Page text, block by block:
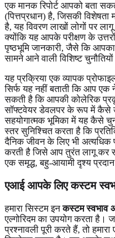
एक मानक रिपोर्ट आपको बता
(पित्तप्रधान) है, जिसकी
है, यह विवरण लाखों लोगों पर लागू
क्योंकि यह आपके परीक्षण के
पृष्ठभूमि जानकारी, जैसे कि
सामने आने वाली विशिष्ट
यह प्रक्रिया एक व्यापक
सिर्फ यह नहीं बताती कि आप एक
सकती है कि आपकी कोलेरिक
सॉफ्टवेयर डेवलपर के रूप में कैसे
सहयोगात्मक भूमिका में यह कैसे
स्तर सुनिश्चित करता है कि
दैनिक जीवन के लिए भी अत्यधिक
करती है जिसे आप तुरंत लागू कर
एक समृद्ध, बहु-आयामी दृश्य
एआई आपके लिए कस्टम
हमारा सिस्टम इनकस्टम स्वभाव
एल्गोरिदम का उपयोग करता है।
प्रश्नावली पूरी करते हैं, तो